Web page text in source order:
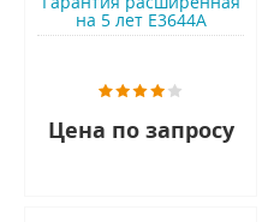
на 5 лет E3644A
Цена по запросу